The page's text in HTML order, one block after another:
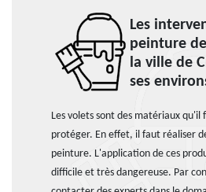
Les
peinture
la ville de
ses
Les volets sont des matériaux qu'il
protéger. En effet, il faut réaliser
peinture. L'application de ces
difficile et très dangereuse. Par